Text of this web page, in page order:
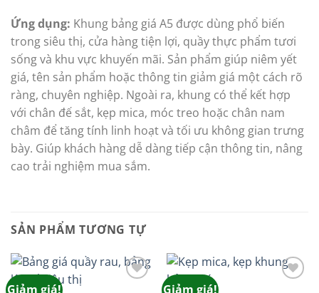
Ứng dụng: Khung bảng giá A5 được dùng phổ biến
trong siêu thị, cửa hàng tiện lợi, quầy thực phẩm tươi
sống và khu vực khuyến mãi. Sản phẩm giúp niêm yết
giá, tên sản phẩm hoặc thông tin giảm giá một cách rõ
ràng, chuyên nghiệp. Ngoài ra, khung có thể kết hợp
với chân đế sắt, kẹp mica, móc treo hoặc chân nam
châm để tăng tính linh hoạt và tối ưu không gian trưng
bày. Giúp khách hàng dễ dàng tiếp cận thông tin, nâng
cao trải nghiệm mua sắm.
SẢN PHẨM TƯƠNG TỰ
Giảm giá! Giảm giá!